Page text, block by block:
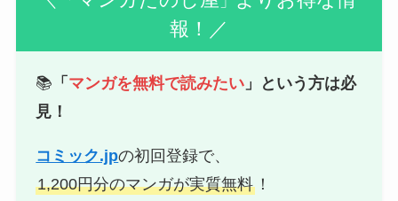
報！／
📚 「 マンガを無料で読みたい 」という方は必
見！
コミック.jpの初回登録で、
1,200円分のマンガが実質無料 ！